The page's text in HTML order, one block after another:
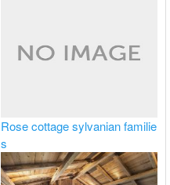
Rose cottage sylvanian familie
s